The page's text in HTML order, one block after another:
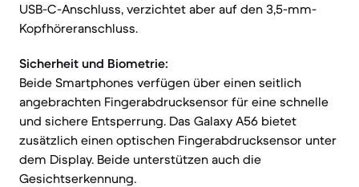
USB-C-Anschluss, verzichtet aber auf den 3,5-mm-
Kopfhöreranschluss.
Sicherheit und Biometrie:
Beide Smartphones verfügen über einen seitlich
angebrachten Fingerabdrucksensor für eine schnelle
und sichere Entsperrung. Das Galaxy A56 bietet
zusätzlich einen optischen Fingerabdrucksensor unter
dem Display. Beide unterstützen auch die
Gesichtserkennung.